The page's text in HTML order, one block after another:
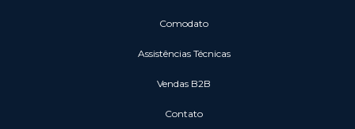
Comodato
Assistências Técnicas
vendas B2B
Contato